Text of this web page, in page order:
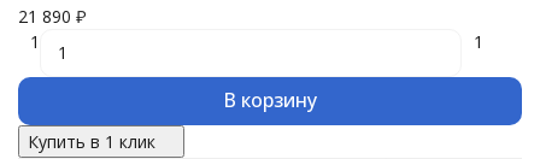
21 890 ₽
1
1
В корзину
Купить в 1 клик